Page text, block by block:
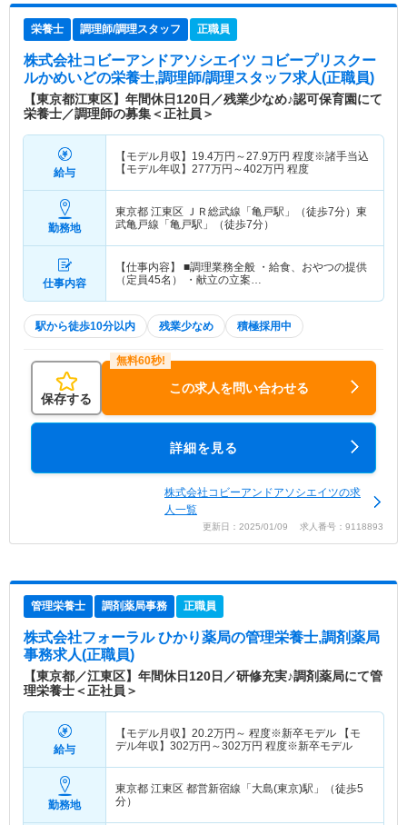
栄養士 調理師/調理スタッフ 正職員
株式会社コビーアンドアソシエイツ コビープリスクー
ルかめいどの栄養士,調理師/調理スタッフ求人(正職員)
【東京都江東区】年間休日120日／残業少なめ♪認可保育園にて
栄養士／調理師の募集＜正社員＞
給与
【モデル月収】 19.4万円～27.9万円 程度※諸手当込
【モデル年収】 277万円～402万円 程度
勤務地
東京都 江東区 ＪＲ総武線「亀戸駅」（徒歩7分）東
武亀戸線「亀戸駅」（徒歩7分）
仕事内容
【仕事内容】 ■調理業務全般 ・給食、おやつの提供
（定員45名） ・献立の立案…
駅から徒歩10分以内 残業少なめ 積極採用中
保存する
この求人を問い合わせる
詳細を見る
株式会社コビーアンドアソシエイツの求
人一覧
更新日：2025/01/09 求人番号：9118893
管理栄養士 調剤薬局事務 正職員
株式会社フォーラル ひかり薬局の管理栄養士,調剤薬局
事務求人(正職員)
【東京都／江東区】年間休日120日／研修充実♪調剤薬局にて管
理栄養士＜正社員＞
給与
【モデル月収】 20.2万円～ 程度※新卒モデル 【モ
デル年収】 302万円～302万円 程度※新卒モデル
勤務地
東京都 江東区 都営新宿線「大島(東京)駅」（徒歩5
分）